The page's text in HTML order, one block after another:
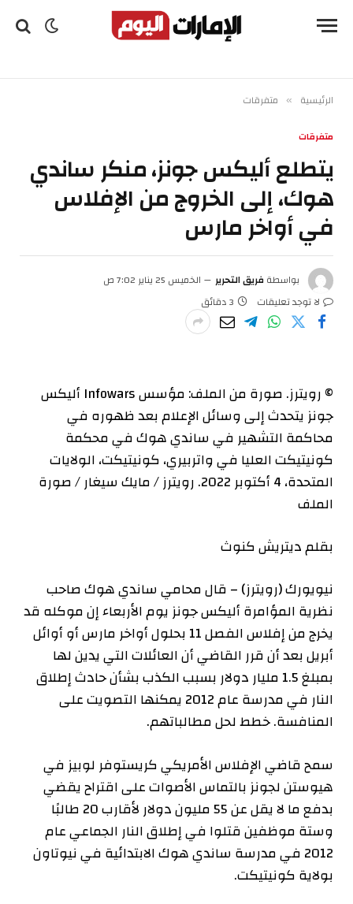
الرئيسية » متفرقات
متفرقات
يتطلع أليكس جونز، منكر ساندي
هوك، إلى الخروج من الإفلاس
في أواخر مارس
بواسطةفريق التحرير
الخميس 25 يناير 7:02 ص
لا توجد تعليقات
3 دقائق
© رويترز. صورة من الملف: مؤسس Infowars أليكس
جونز يتحدث إلى وسائل الإعلام بعد ظهوره في
محاكمة التشهير في ساندي هوك في محكمة
كونيتيكت العليا في واتربيري، كونيتيكت، الولايات
المتحدة، 4 أكتوبر 2022. رويترز / مايك سيغار / صورة
الملف
بقلم ديتريش كنوث
نيويورك (رويترز) – قال محامي ساندي هوك صاحب
نظرية المؤامرة أليكس جونز يوم الأربعاء إن موكله قد
يخرج من إفلاس الفصل 11 بحلول أواخر مارس أو أوائل
أبريل بعد أن قرر القاضي أن العائلات التي يدين لها
بمبلغ 1.5 مليار دولار بسبب الكذب بشأن حادث إطلاق
النار في مدرسة عام 2012 يمكنها التصويت على
المنافسة. خطط لحل مطالباتهم.
سمح قاضي الإفلاس الأمريكي كريستوفر لوبيز في
هيوستن لجونز بالتماس الأصوات على اقتراح يقضي
بدفع ما لا يقل عن 55 مليون دولار لأقارب 20 طالبًا
وستة موظفين قتلوا في إطلاق النار الجماعي عام
2012 في مدرسة ساندي هوك الابتدائية في نيوتاون
بولاية كونيتيكت.